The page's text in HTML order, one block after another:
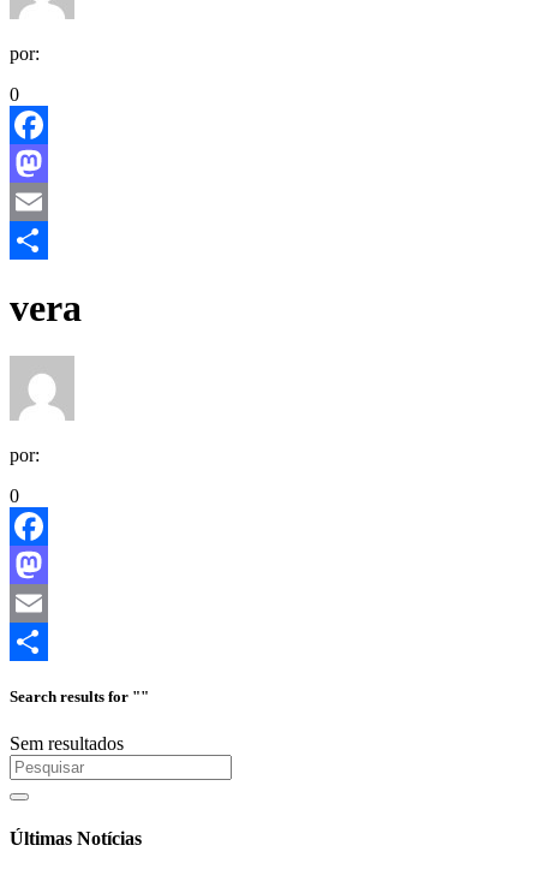
por:
0
Facebook
Mastodon
Email
vera
por:
0
Facebook
Mastodon
Email
Search results for ""
Sem resultados
Últimas Notícias